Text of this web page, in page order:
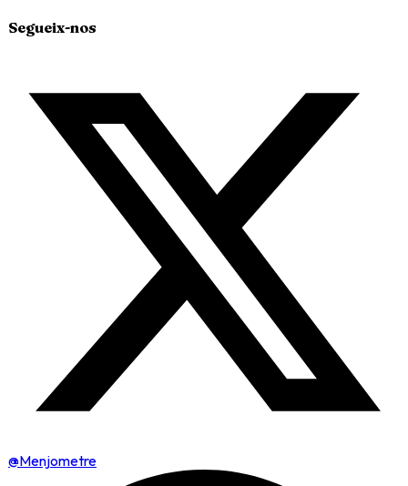
Segueix-nos
@Menjometre